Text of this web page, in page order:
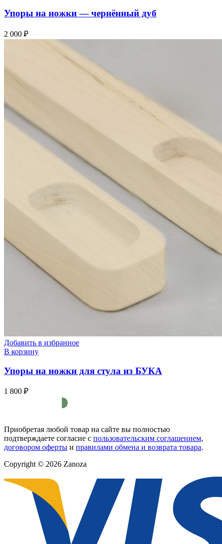
Упоры на ножки — чернённый дуб
2 000 ₽
Добавить в избранное
В корзину
Упоры на ножки для стула из БУКА
1 800 ₽
Приобретая любой товар на сайте вы полностью
подтверждаете согласие с пользовательским соглашением,
договором оферты и правилами обмена и возврата товара.
Copyright © 2026 Zanoza